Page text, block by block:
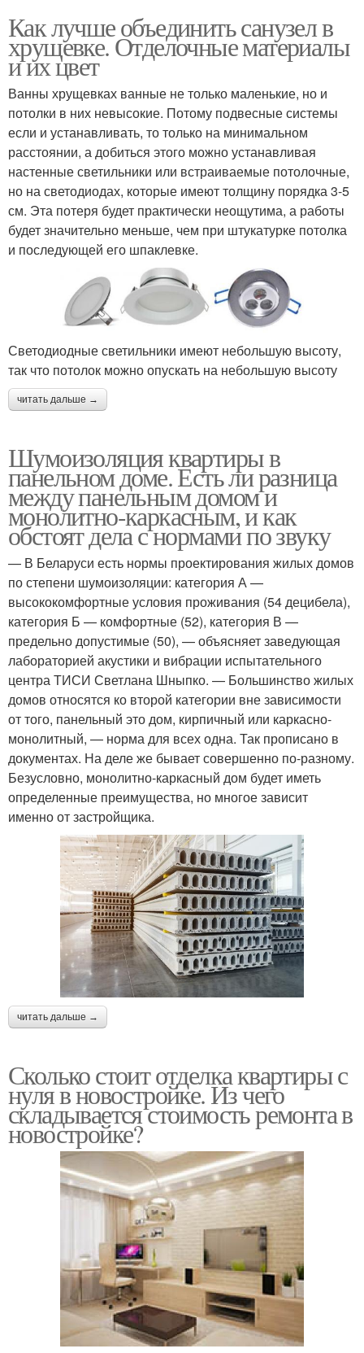
Как лучше объединить санузел в
хрущевке. Отделочные материалы
и их цвет
Ванны хрущевках ванные не только маленькие, но и
потолки в них невысокие. Потому подвесные системы
если и устанавливать, то только на минимальном
расстоянии, а добиться этого можно устанавливая
настенные светильники или встраиваемые потолочные,
но на светодиодах, которые имеют толщину порядка 3-5
см. Эта потеря будет практически неощутима, а работы
будет значительно меньше, чем при штукатурке потолка
и последующей его шпаклевке.
Светодиодные светильники имеют небольшую высоту,
так что потолок можно опускать на небольшую высоту
читать дальше →
Шумоизоляция квартиры в
панельном доме. Есть ли разница
между панельным домом и
монолитно-каркасным, и как
обстоят дела с нормами по звуку
— В Беларуси есть нормы проектирования жилых домов
по степени шумоизоляции: категория А —
высококомфортные условия проживания (54 децибела),
категория Б — комфортные (52), категория В —
предельно допустимые (50), — объясняет заведующая
лабораторией акустики и вибрации испытательного
центра ТИСИ Светлана Шныпко. — Большинство жилых
домов относятся ко второй категории вне зависимости
от того, панельный это дом, кирпичный или каркасно-
монолитный, — норма для всех одна. Так прописано в
документах. На деле же бывает совершенно по-разному.
Безусловно, монолитно-каркасный дом будет иметь
определенные преимущества, но многое зависит
именно от застройщика.
читать дальше →
Сколько стоит отделка квартиры с
нуля в новостройке. Из чего
складывается стоимость ремонта в
новостройке?